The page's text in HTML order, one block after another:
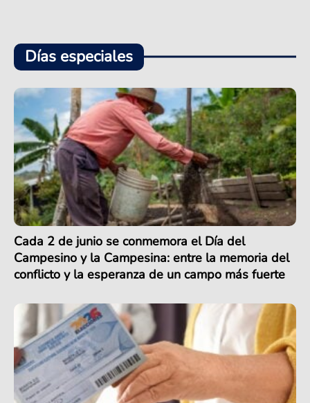
Días especiales
Cada 2 de junio se conmemora el Día del
Campesino y la Campesina: entre la memoria del
conflicto y la esperanza de un campo más fuerte